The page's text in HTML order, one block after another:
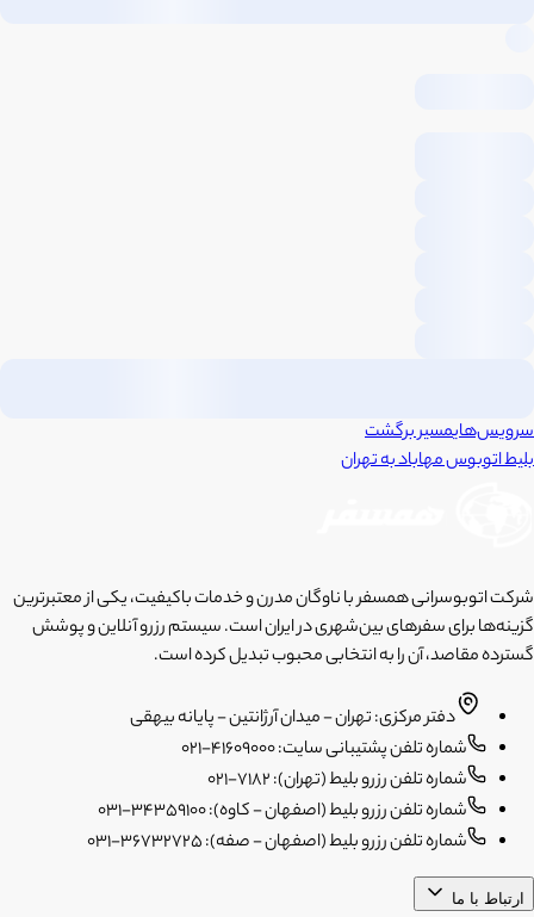
سرویس‌هایمسیر برگشت
بلیط اتوبوسمهابادبهتهران
شرکت اتوبوسرانی همسفر با ناوگان مدرن و خدمات باکیفیت، یکی از معتبرترین
گزینه‌ها برای سفرهای بین‌شهری در ایران است. سیستم رزرو آنلاین و پوشش
گسترده مقاصد، آن را به انتخابی محبوب تبدیل کرده است.
دفتر مرکزی: تهران - میدان آرژانتین - پایانه بیهقی
شماره تلفن پشتیبانی سایت: 41609000-021
شماره تلفن رزرو بلیط (تهران): 7182-021
شماره تلفن رزرو بلیط (اصفهان - کاوه): 34359100-031
شماره تلفن رزرو بلیط (اصفهان - صفه): 36732725-031
ارتباط با ما